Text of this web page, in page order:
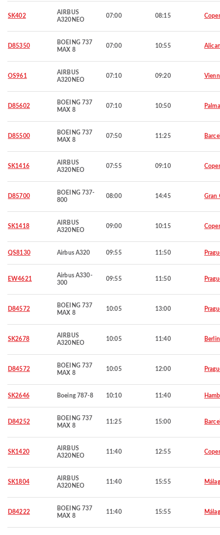
SK402
AIRBUS
A320NEO
07:00 08:15
D85350
BOEING 737
MAX 8
07:00 10:55
OS961
AIRBUS
A320NEO
07:10 09:20
D85602
BOEING 737
MAX 8
07:10 10:50
D85500
BOEING 737
MAX 8
07:50 11:25
SK1416
AIRBUS
A320NEO
07:55 09:10
D85700
BOEING 737-
800
08:00 14:45 Gran
SK1418
AIRBUS
A320NEO
09:00 10:15
QS8130 Airbus A320 09:55 11:50
EW4621
Airbus A330-
300
09:55 11:50
D84572
BOEING 737
MAX 8
10:05 13:00
SK2678
AIRBUS
A320NEO
10:05 11:40 Berlin
D84572
BOEING 737
MAX 8
10:05 12:00
SK2646 Boeing 787-8 10:10 11:40
D84252
BOEING 737
MAX 8
11:25 15:00
SK1420
AIRBUS
A320NEO
11:40 12:55
SK1804
AIRBUS
A320NEO
11:40 15:55
D84222
BOEING 737
MAX 8
11:40 15:55